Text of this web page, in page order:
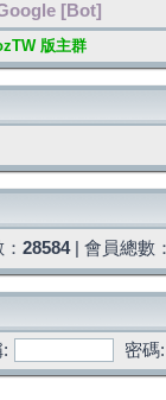
[Bot]
版主群
28584| 會員總數
密碼: